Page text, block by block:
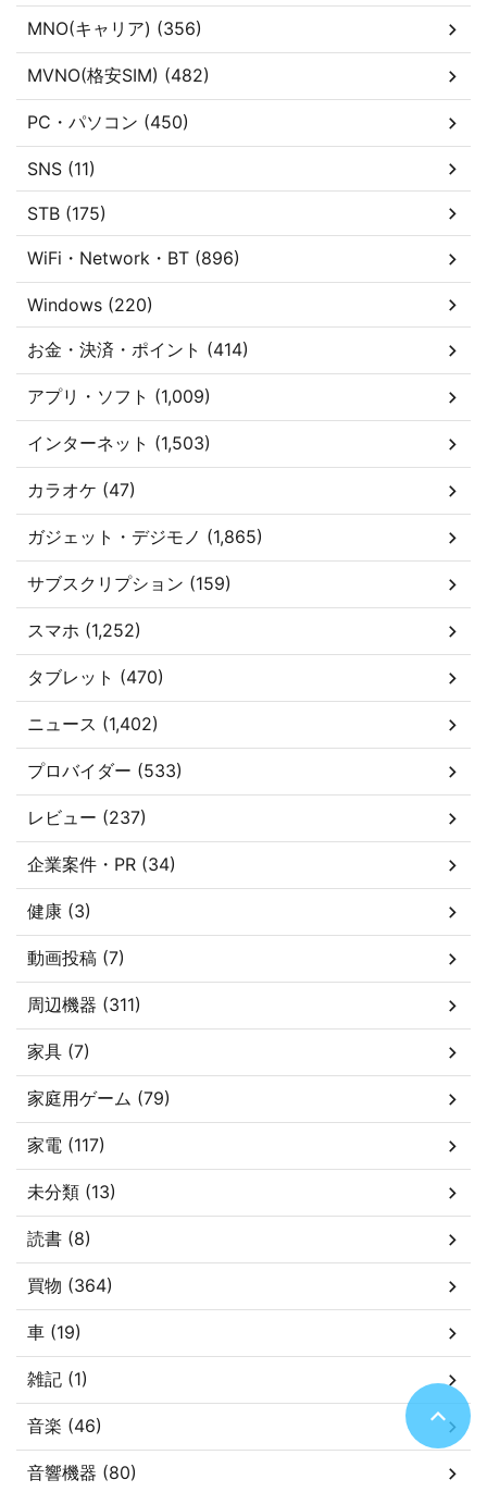
MNO(キャリア) (356)
MVNO(格安SIM) (482)
PC・パソコン (450)
SNS (11)
STB (175)
WiFi・Network・BT (896)
Windows (220)
お金・決済・ポイント (414)
アプリ・ソフト (1,009)
インターネット (1,503)
カラオケ (47)
ガジェット・デジモノ (1,865)
サブスクリプション (159)
スマホ (1,252)
タブレット (470)
ニュース (1,402)
プロバイダー (533)
レビュー (237)
企業案件・PR (34)
健康 (3)
動画投稿 (7)
周辺機器 (311)
家具 (7)
家庭用ゲーム (79)
家電 (117)
未分類 (13)
読書 (8)
買物 (364)
車 (19)
雑記 (1)
音楽 (46)
音響機器 (80)